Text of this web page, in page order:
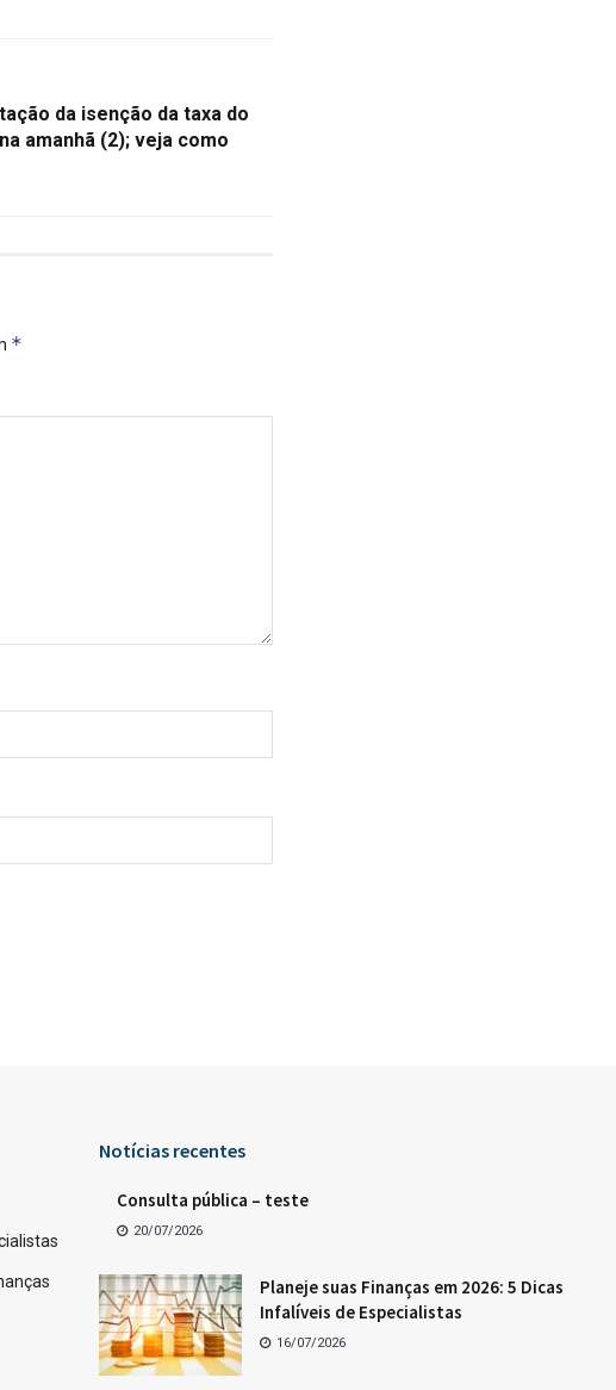
da isenção da taxa do
amanhã (2); veja como
*
Notícias recentes
Consulta pública – teste
20/07/2026
Planeje suas Finanças em 2026: 5 Dicas
Infalíveis de Especialistas
16/07/2026